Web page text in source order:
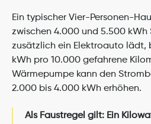
Ein typischer Vier-Personen-
zwischen 4.000 und 5.500 kWh
zusätzlich ein Elektroauto lädt,
kWh pro 10.000 gefahrene
Wärmepumpe kann den
2.000 bis 4.000 kWh erhöhen.
Als Faustregel gilt: Ein